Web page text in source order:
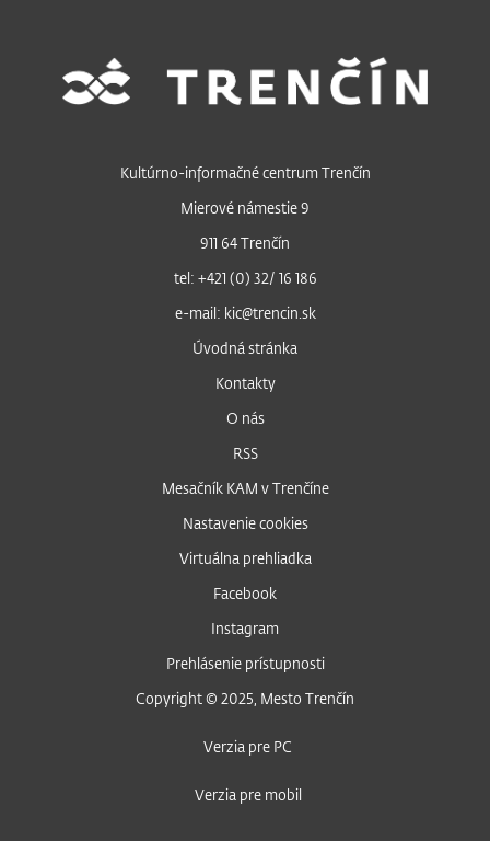
Kultúrno-informačné centrum Trenčín
Mierové námestie 9
911 64 Trenčín
tel: +421 (0) 32/ 16 186
e-mail: kic@trencin.sk
Úvodná stránka
Kontakty
O nás
RSS
Mesačník KAM v Trenčíne
Nastavenie cookies
Virtuálna prehliadka
Facebook
Instagram
Prehlásenie prístupnosti
Copyright © 2025, Mesto Trenčín
Verzia pre PC
Verzia pre mobil